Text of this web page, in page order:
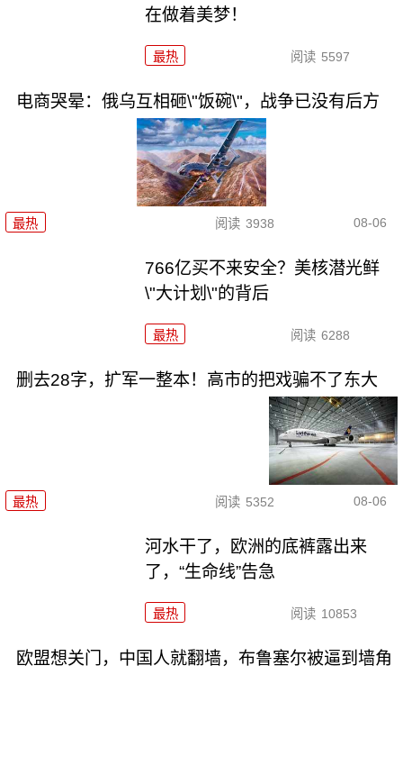
在做着美梦！
最热 阅读 5597
电商哭晕：俄乌互相砸\"饭碗\"，战争已没有后方
最热 阅读 3938 08-06
766亿买不来安全？美核潜光鲜
\"大计划\"的背后
最热 阅读 6288
删去28字，扩军一整本！高市的把戏骗不了东大
最热 阅读 5352 08-06
河水干了，欧洲的底裤露出来
了，“生命线”告急
最热 阅读 10853
欧盟想关门，中国人就翻墙，布鲁塞尔被逼到墙角